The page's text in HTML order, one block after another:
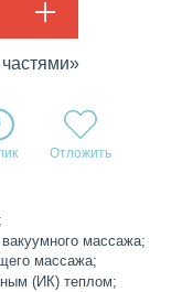
массажа;
массажа;
(ИК) теплом;